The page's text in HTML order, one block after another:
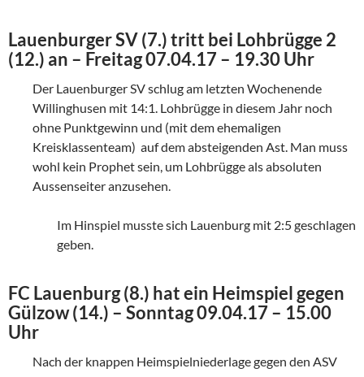
Lauenburger SV (7.) tritt bei Lohbrügge 2
(12.) an – Freitag 07.04.17 – 19.30 Uhr
Der Lauenburger SV schlug am letzten Wochenende
Willinghusen mit 14:1. Lohbrügge in diesem Jahr noch
ohne Punktgewinn und (mit dem ehemaligen
Kreisklassenteam) auf dem absteigenden Ast. Man muss
wohl kein Prophet sein, um Lohbrügge als absoluten
Aussenseiter anzusehen.
Im Hinspiel musste sich Lauenburg mit 2:5 geschlagen
geben.
FC Lauenburg (8.) hat ein Heimspiel gegen
Gülzow (14.) – Sonntag 09.04.17 – 15.00
Uhr
Nach der knappen Heimspielniederlage gegen den ASV